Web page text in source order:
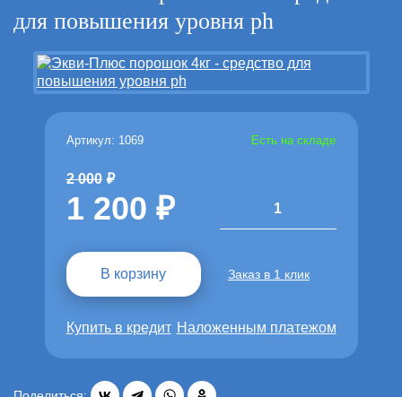
для повышения уровня ph
Артикул: 1069 Есть на складе
2 000
1 200 1
В корзину Заказ в 1 клик
Купить в кредит Наложенным платежом